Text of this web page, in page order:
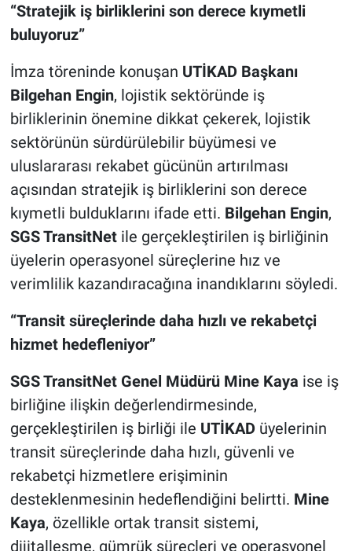
“Stratejik iş birliklerini son derece kıymetli
buluyoruz”
İmza töreninde konuşan UTİKAD Başkanı
Bilgehan Engin, lojistik sektöründe iş
birliklerinin önemine dikkat çekerek, lojistik
sektörünün sürdürülebilir büyümesi ve
uluslararası rekabet gücünün artırılması
açısından stratejik iş birliklerini son derece
kıymetli bulduklarını ifade etti. Bilgehan Engin,
SGS TransitNetile gerçekleştirilen iş birliğinin
üyelerin operasyonel süreçlerine hız ve
verimlilik kazandıracağına inandıklarını söyledi.
“Transit süreçlerinde daha hızlı ve rekabetçi
hizmet hedefleniyor”
SGS TransitNet Genel Müdürü Mine Kaya ise iş
birliğine ilişkin değerlendirmesinde,
gerçekleştirilen iş birliği ile UTİKADüyelerinin
transit süreçlerinde daha hızlı, güvenli ve
rekabetçi hizmetlere erişiminin
desteklenmesinin hedeflendiğini belirtti. Mine
Kaya, özellikle ortak transit sistemi,
dijitalleşme, gümrük süreçleri ve operasyonel